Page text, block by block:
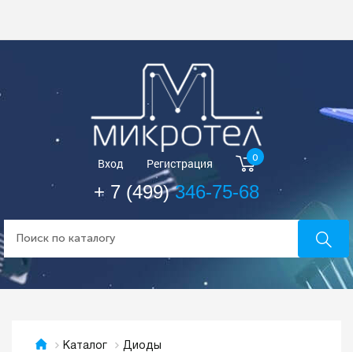
Вход Регистрация 0
+ 7 (499)346-75-68
Каталог Диоды